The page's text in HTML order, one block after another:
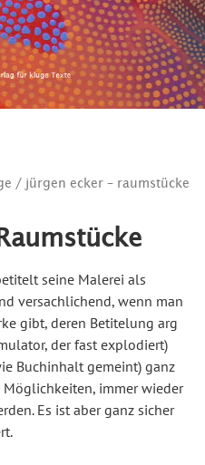
/ jürgen ecker – raumstücke
seine Malerei als
versachlichend, wenn man
gibt, deren Betitelung arg
der fast explodiert)
Buchinhalt gemeint) ganz
immer wieder
Es ist aber ganz sicher